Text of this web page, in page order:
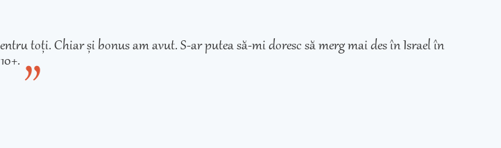
toți. Chiar și bonus am avut. S-ar putea să-mi doresc să merg mai des în Israel în